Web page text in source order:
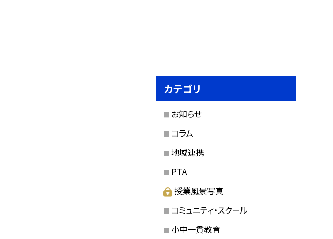
カテゴリ
お知らせ
コラム
地域連携
PTA
授業風景写真
コミュニティ・スクール
小中一貫教育